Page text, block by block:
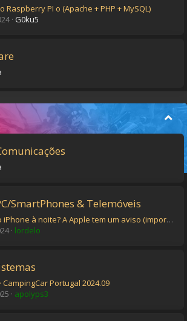
Raspberry PI o (Apache + PHP + MySQL)
G0ku5
SmartPhones & Telemóveis
Carrega o iPhone à noite? A Apple tem um aviso (importante) para si
lordelo
CampingCar Portugal 2024.09
apolyps3